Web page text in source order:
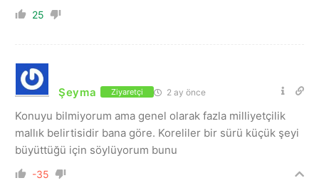
25
Şeyma Ziyaretçi 2 ay önce
Konuyu bilmiyorum ama genel olarak fazla milliyetçilik
mallık belirtisidir bana göre. Koreliler bir sürü küçük şeyi
büyüttüğü için söylüyorum bunu
-35